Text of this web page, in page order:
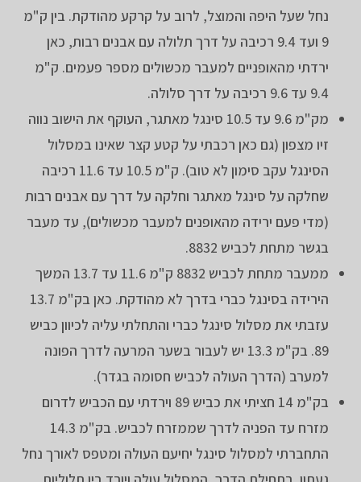
נחל שעל היפה והמוצל, לרוב על קרקע מהודקת. בין ק"מ
9 ועד 9.4 רכיבה על דרך תלולה עם אבנים רבות, כאן
ירדתי מהאופניים למעבר מכשולים מספר פעמים. ק"מ
9.4 עד 9.6 רכיבה על דרך סלולה.
מק"מ 9.6 עד 10.5 סינגל מאתגר, העוקף את הישוב נווה
זיו מצפון (גם כאן רכבתי על קטע קצר שאינו במסלול
הסינגל עקב סימון לא טוב). ק"מ 10.5 עד 11.6 רכיבה
שחלקה על סינגל מאתגר וחלקה על דרך עם אבנים רבות
(מדי פעם ירידה מהאופנים למעבר מכשולים), עד מעבר
בגשר מתחת לכביש 8832.
ממעבר מתחת לכביש 8832 ק"מ 11.6 עד 13.7 המשך
הירידה בסינגל כברי בדרך לא מהודקת. כאן בק"מ 13.7
עזבתי את מסלול סינגל כברי והתחלתי עליה לכיוון כביש
89. בק"מ 13.3 יש לעבור בשער המרעה לדרך הפונה
למערב (הדרך העולה לכביש חסומה בגדר).
בק"מ 14 חציתי את כביש 89 וירדתי עם הכביש לדרום
מזרח עד הפניה לדרך שממזרח לכביש. בק"מ 14.3
התחברתי למסלול סינגל יחיעם העולה ומטפס לאורך נחל